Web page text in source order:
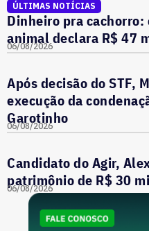
ÚLTIMAS NOTÍCIAS
Dinheiro pra
animal declara R$ 47
06/08/2026
Após decisão do STF,
execução da
Garotinho
06/08/2026
Candidato do Agir,
patrimônio de R$ 30
06/08/2026